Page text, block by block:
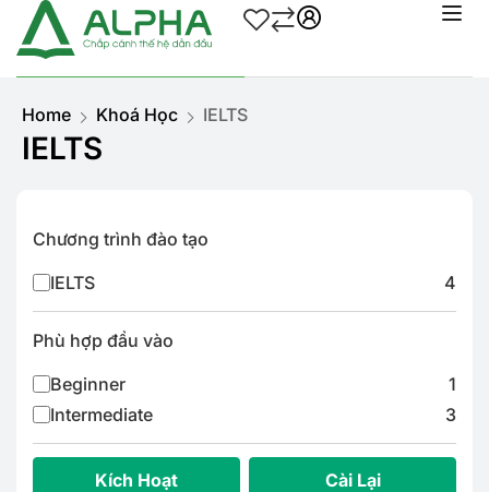
Home Khoá Học IELTS
IELTS
Chương trình đào tạo
IELTS
4
Phù hợp đầu vào
Beginner
1
Intermediate
3
Kích Hoạt Cài Lại